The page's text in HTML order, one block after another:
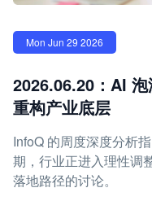
Mon Jun 29 2026
2026.06.20：AI
重构产业底层
InfoQ 的周度深度分析
期，行业正进入理性调
落地路径的讨论。